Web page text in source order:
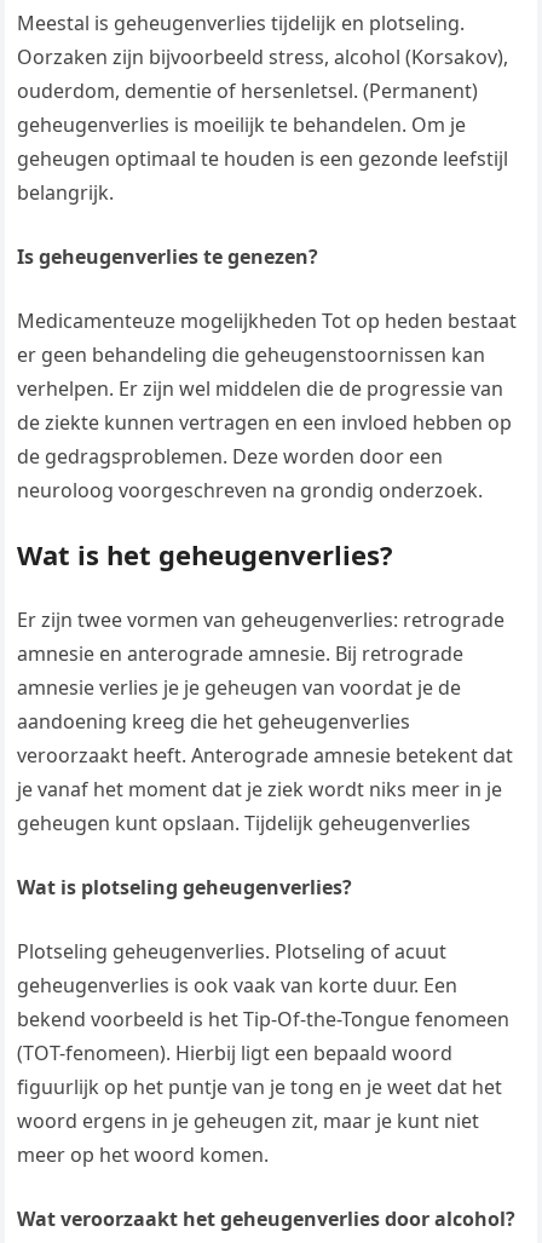
Meestal is geheugenverlies tijdelijk en plotseling.
Oorzaken zijn bijvoorbeeld stress, alcohol (Korsakov),
ouderdom, dementie of hersenletsel. (Permanent)
geheugenverlies is moeilijk te behandelen. Om je
geheugen optimaal te houden is een gezonde leefstijl
belangrijk.
Is geheugenverlies te genezen?
Medicamenteuze mogelijkheden Tot op heden bestaat
er geen behandeling die geheugenstoornissen kan
verhelpen. Er zijn wel middelen die de progressie van
de ziekte kunnen vertragen en een invloed hebben op
de gedragsproblemen. Deze worden door een
neuroloog voorgeschreven na grondig onderzoek.
Wat is het geheugenverlies?
Er zijn twee vormen van geheugenverlies: retrograde
amnesie en anterograde amnesie. Bij retrograde
amnesie verlies je je geheugen van voordat je de
aandoening kreeg die het geheugenverlies
veroorzaakt heeft. Anterograde amnesie betekent dat
je vanaf het moment dat je ziek wordt niks meer in je
geheugen kunt opslaan. Tijdelijk geheugenverlies
Wat is plotseling geheugenverlies?
Plotseling geheugenverlies. Plotseling of acuut
geheugenverlies is ook vaak van korte duur. Een
bekend voorbeeld is het Tip-Of-the-Tongue fenomeen
(TOT-fenomeen). Hierbij ligt een bepaald woord
figuurlijk op het puntje van je tong en je weet dat het
woord ergens in je geheugen zit, maar je kunt niet
meer op het woord komen.
Wat veroorzaakt het geheugenverlies door alcohol?